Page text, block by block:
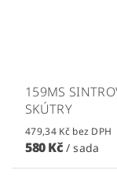
159MS
SKÚTRY
479,34 Kč bez DPH
580 Kč / sada